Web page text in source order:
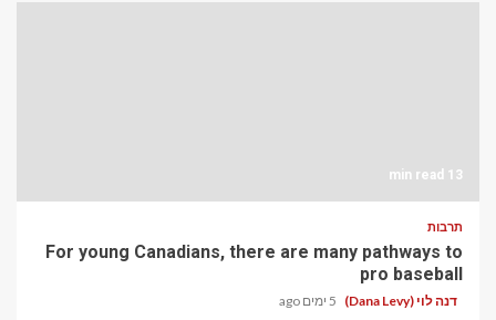
13 min read
תרבות
For young Canadians, there are many pathways to
pro baseball
דנה לוי (Dana Levy) 5 ימים ago